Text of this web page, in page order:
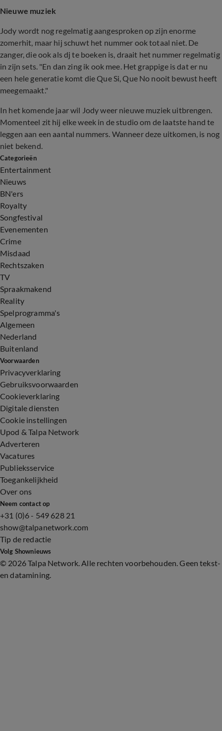
Nieuwe muziek
Jody wordt nog regelmatig aangesproken op zijn enorme
zomerhit, maar hij schuwt het nummer ook totaal niet. De
zanger, die ook als dj te boeken is, draait het nummer regelmatig
in zijn sets. "En dan zing ik ook mee. Het grappige is dat er nu
een hele generatie komt die Que Si, Que No nooit bewust heeft
meegemaakt."
In het komende jaar wil Jody weer nieuwe muziek uitbrengen.
Momenteel zit hij elke week in de studio om de laatste hand te
leggen aan een aantal nummers. Wanneer deze uitkomen, is nog
niet bekend.
Categorieën
Entertainment
Nieuws
BN'ers
Royalty
Songfestival
Evenementen
Crime
Misdaad
Rechtszaken
TV
Spraakmakend
Reality
Spelprogramma's
Algemeen
Nederland
Buitenland
Voorwaarden
Privacyverklaring
Gebruiksvoorwaarden
Cookieverklaring
Digitale diensten
Cookie instellingen
Upod & Talpa Network
Adverteren
Vacatures
Publieksservice
Toegankelijkheid
Over ons
Neem contact op
+31 (0)6 - 549 628 21
show@talpanetwork.com
Tip de redactie
Volg Shownieuws
© 2026 Talpa Network. Alle rechten voorbehouden. Geen tekst-
en datamining.